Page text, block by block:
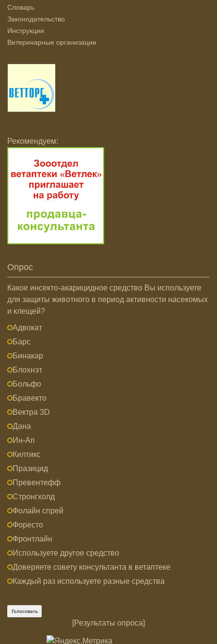
Словарь
Законодательство
Инструкции
Ветеринарные организации
Рекомендуем:
Опрос
Какое инсекто-акарицидное средство Вы используете
для защиты животного в период активности насекомых
и клещей?
Адвокат
Барс
Бинакар
Блохнэт
Больфо
Бравекто
Вектра 3D
Дана
Ин-Ап
Килтикс
Празицид
Превентефф
Стронгхолд
Фолайн спрей
Форесто
Фронтлайн
Используете другое средство
Доверяете совету консультанта в ветаптеке
Каждый раз используете разные средства
[Результаты опроса]